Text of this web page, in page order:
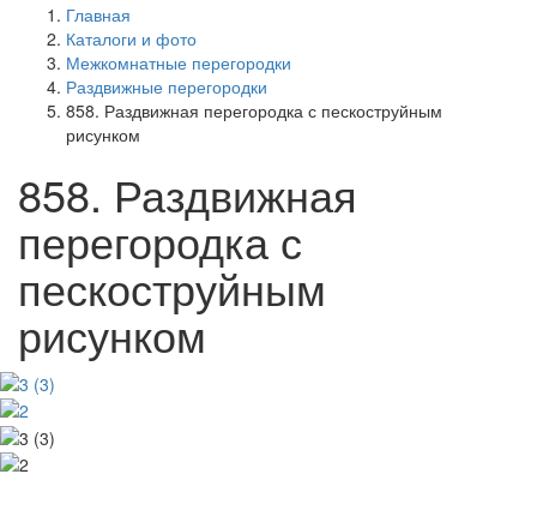
Главная
Каталоги и фото
Межкомнатные перегородки
Раздвижные перегородки
858. Раздвижная перегородка с пескоструйным
рисунком
858. Раздвижная
перегородка с
пескоструйным
рисунком